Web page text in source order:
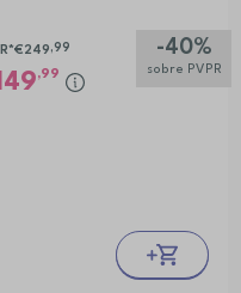
-40%
sobre PVPR
€249 ,99
,99